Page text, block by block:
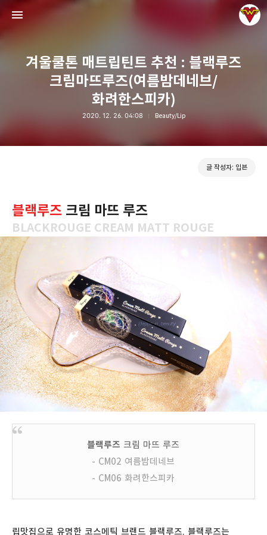
겨울쿨톤 매트립틴트 추천 : 블랙루즈
크림마뜨루즈(여름밤데네브/
화려한스피카)
2020. 12. 26. 04:08 Beauty/Lip
글 작성자: 입븐
블랙루즈 크림 마뜨 루즈
BLACKROUGE CREAM MATT ROUGE
블랙루즈 크림 마뜨 루즈
- CM02 여름밤데네브
- CM06 화려한스피카
립맛집으로 유명한 코스메틱 브랜드 블랙루즈. 블랙루즈는
입븐